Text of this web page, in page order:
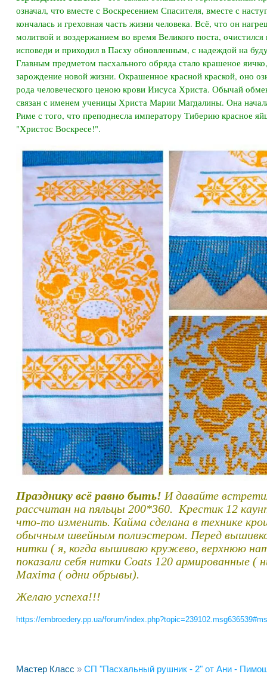
означал, что вместе с Воскресением Спасителя, вместе с
кончалась и греховная часть жизни человека. Всё, что он
молитвой и воздержанием во время Великого поста, очистился
исповеди и приходил в Пасху обновленным, с надеждой на
Главным предметом пасхального обряда стало крашеное
зарождение новой жизни. Окрашенное красной краской, оно
рода человеческого ценою крови Иисуса Христа. Обычай
связан с именем ученицы Христа Марии Магдалины. Она
Риме с того, что преподнесла императору Тиберию красное
"Христос Воскресе!".
Празднику всё равно быть! И давайте
рассчитан на пяльцы 200*360. Крестик 12
что-то изменить. Кайма сделана в технике
обычным швейным полиэстером. Перед
нитки ( я, когда вышиваю кружево, верхнюю
показали себя нитки Coats 120 армированные
Maxima ( одни обрывы).
Желаю успеха!!!
https://embroedery.pp.ua/forum/
Мастер Класс » СП "Пасхальный рушник - 2" от Ани -